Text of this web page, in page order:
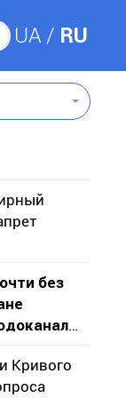
UA RU
без
Кривого